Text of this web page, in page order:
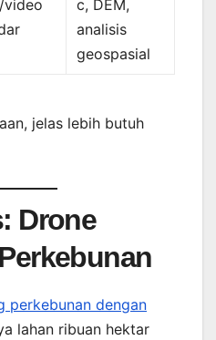
video
c, DEM,
analisis
geospasial
jelas lebih butuh
Drone
perkebunan dengan
lahan ribuan hektar